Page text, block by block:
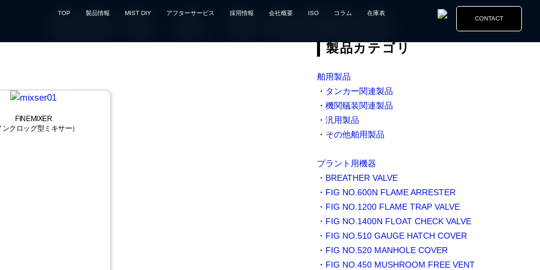
TOP 製品情報 MIST DIY アフターサービス 採用情報 会社概要 ISO コラム
在庫表
CONTACT
FINEMIXER
ンクロッグ型ミキサー）
製品カテゴリ
舶用製品
・ タンカー関連製品
・ 機関艤装関連製品
・ 汎用製品
・ その他舶用製品
プラント用機器
・ BREATHER VALVE
・ FIG NO.600N FLAME ARRESTER
・ FIG NO.1200 FLAME TRAP VALVE
・ FIG NO.1400N FLOAT CHECK VALVE
・ FIG NO.510 GAUGE HATCH COVER
・ FIG NO.520 MANHOLE COVER
・ FIG NO.450 MUSHROOM FREE VENT